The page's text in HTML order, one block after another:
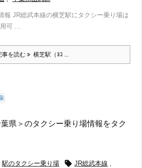
報 JR総武本線の横芝駅にタクシー乗り場は
可 ...
事を読む 横芝駅（ﾖｺ ...
県＞のタクシー乗り場情報をタク
駅のタクシー乗り場  JR総武本線 ,